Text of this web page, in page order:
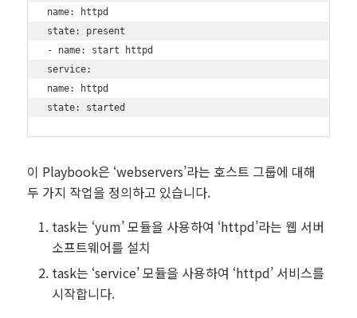
name: httpd
state: present
- name: start httpd
service:
name: httpd
state: started
이 Playbook은 ‘webservers’라는 호스트 그룹에 대해
두 가지 작업을 정의하고 있습니다.
task는 ‘yum’ 모듈을 사용하여 ‘httpd’라는 웹 서버
소프트웨어를 설치
task는 ‘service’ 모듈을 사용하여 ‘httpd’ 서비스를
시작합니다.